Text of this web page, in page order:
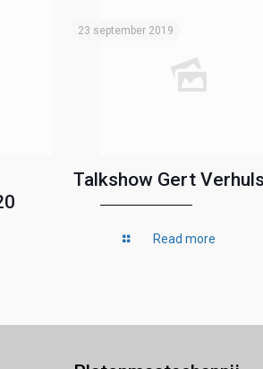
23 september 2019
Talkshow Gert
Read more